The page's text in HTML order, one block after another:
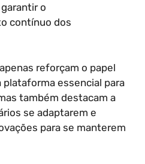
o
contínuo dos
reforçam o papel
essencial para
também destacam a
se adaptarem e
para se manterem